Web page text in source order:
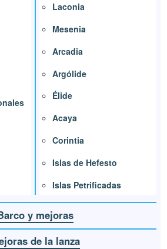
Laconia
Mesenia
Arcadia
Argólide
Élide
Acaya
Corintia
Islas de Hefesto
Islas Petrificadas
y mejoras
de la lanza